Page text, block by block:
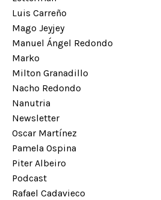
Luis Carreño
Mago Jeyjey
Manuel Ángel Redondo
Marko
Milton Granadillo
Nacho Redondo
Nanutria
Newsletter
Oscar Martínez
Pamela Ospina
Piter Albeiro
Podcast
Rafael Cadavieco